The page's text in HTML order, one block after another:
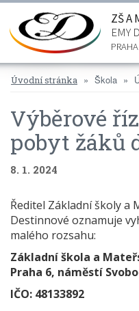
ZŠ A
EMY
Úvodní stránka Škola
Výběrové
pobyt žáků
8. 1. 2024
Ředitel Základní školy a
Destinnové oznamuje
malého rozsahu:
Základní škola a
Praha 6, náměstí
IČO: 48133892